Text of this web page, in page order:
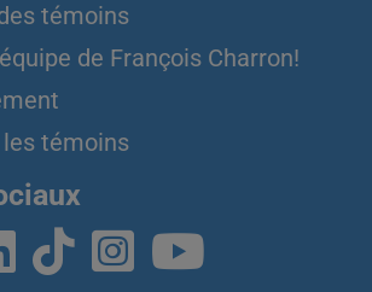
témoins
de François Charron!
témoins